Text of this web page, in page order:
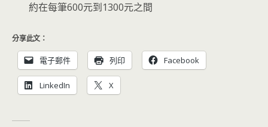
約在每筆600元到1300元之間
分享此文：
電子郵件 列印 Facebook
LinkedIn X